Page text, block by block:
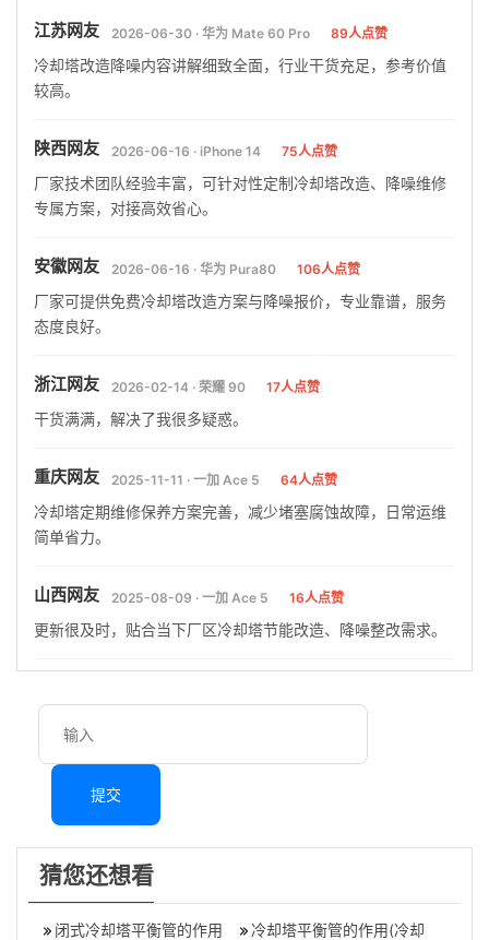
江苏网友 2026-06-30 · 华为 Mate 60 Pro 89人点赞
冷却塔改造降噪内容讲解细致全面，行业干货充足，参考价值
较高。
陕西网友 2026-06-16 · iPhone 14 75人点赞
厂家技术团队经验丰富，可针对性定制冷却塔改造、降噪维修
专属方案，对接高效省心。
安徽网友 2026-06-16 · 华为 Pura80 106人点赞
厂家可提供免费冷却塔改造方案与降噪报价，专业靠谱，服务
态度良好。
浙江网友 2026-02-14 · 荣耀 90 17人点赞
干货满满，解决了我很多疑惑。
重庆网友 2025-11-11 · 一加 Ace 5 64人点赞
冷却塔定期维修保养方案完善，减少堵塞腐蚀故障，日常运维
简单省力。
山西网友 2025-08-09 · 一加 Ace 5 16人点赞
更新很及时，贴合当下厂区冷却塔节能改造、降噪整改需求。
提交
猜您还想看
闭式冷却塔平衡管的作用 冷却塔平衡管的作用(冷却